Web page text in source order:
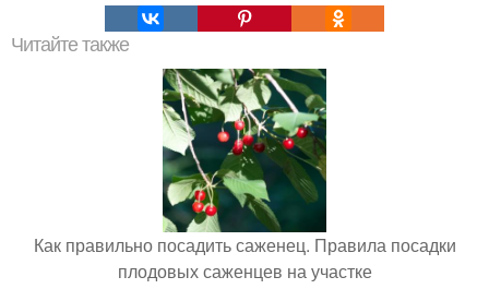
Читайте также
Как правильно посадить саженец. Правила посадки
плодовых саженцев на участке